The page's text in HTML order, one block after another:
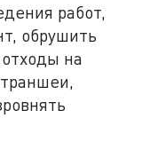
работ,
обрушить
на